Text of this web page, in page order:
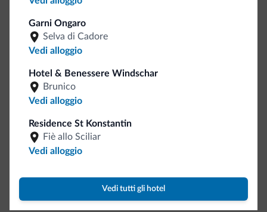
Italiano
Wi-Fi in camera
Motociclisti benvenuti
Internet
Wi-Fi nelle aree comuni
Wi-Fi gratuito
Garni Ongaro
Selva di Cadore
Vedi alloggio
Hotel & Benessere Windschar
Brunico
Vedi alloggio
Residence St Konstantin
Fiè allo Sciliar
Vedi alloggio
Vedi tutti gli hotel